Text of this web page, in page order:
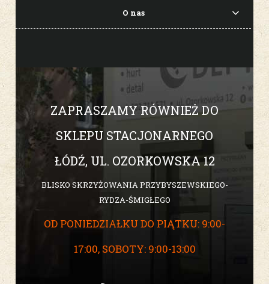
O nas
ZAPRASZAMY RÓWNIEŻ DO
SKLEPU STACJONARNEGO
ŁÓDŹ, UL. OZORKOWSKA 12
BLISKO SKRZYŻOWANIA PRZYBYSZEWSKIEGO-
RYDZA-ŚMIGŁEGO
OD PONIEDZIAŁKU DO PIĄTKU: 9:00-
17:00, SOBOTY: 9:00-13:00